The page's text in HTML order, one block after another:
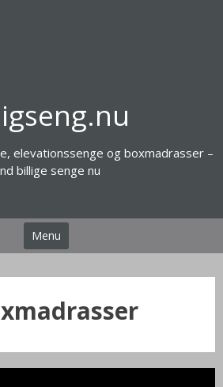
elevationssenge og boxmadrasser –
billige senge nu
Menu